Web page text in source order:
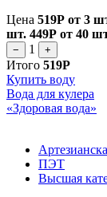
Цена 519Р от 3
шт. 449Р от 40
− 1 +
Итого 519Р
Купить воду
Вода для кулера
«Здоровая вода»
ПЭТ
Высшая